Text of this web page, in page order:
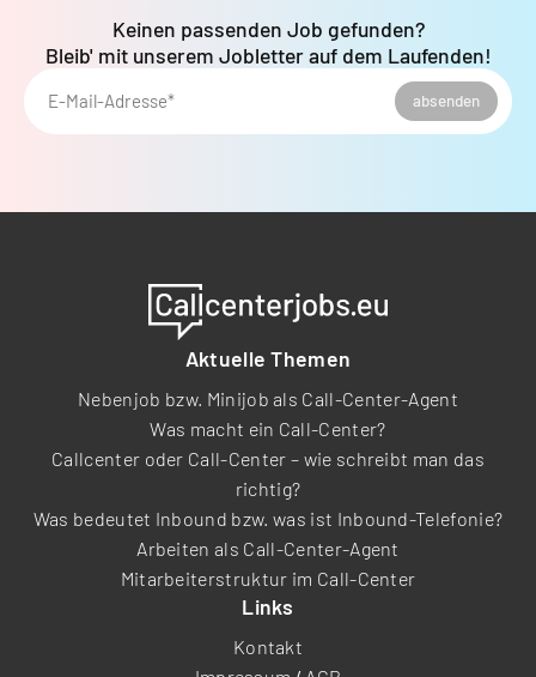
E-Mail-Adresse* absenden
Keinen passenden Job gefunden?
Bleib' mit unserem Jobletter auf dem Laufenden!
Aktuelle Themen
Nebenjob bzw. Minijob als Call-Center-Agent
Was macht ein Call-Center?
Callcenter oder Call-Center – wie schreibt man das
richtig?
Was bedeutet Inbound bzw. was ist Inbound-Telefonie?
Arbeiten als Call-Center-Agent
Mitarbeiterstruktur im Call-Center
Links
Kontakt